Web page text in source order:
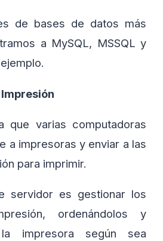
de bases de datos más
a MySQL, MSSQL y
que varias computadoras
a impresoras y enviar a las
para imprimir.
servidor es gestionar los
ordenándolos y
impresora según sea